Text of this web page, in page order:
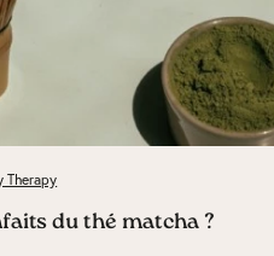
Therapy
du thé matcha ?